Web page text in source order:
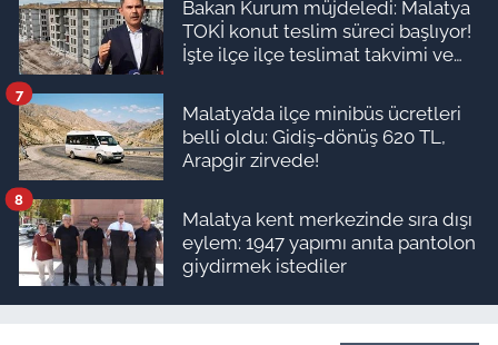
Bakan Kurum müjdeledi: Malatya
TOKİ konut teslim süreci başlıyor!
İşte ilçe ilçe teslimat takvimi ve
Malatya’da ilçe minibüs ücretleri
belli oldu: Gidiş-dönüş 620 TL,
Arapgir zirvede!
7
Malatya kent merkezinde sıra dışı
eylem: 1947 yapımı anıta pantolon
giydirmek istediler
8